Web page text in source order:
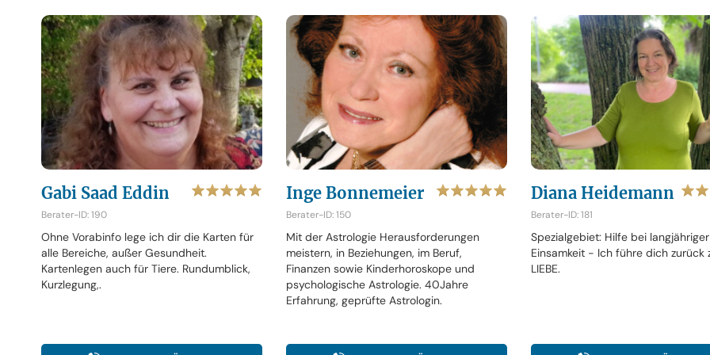
Gabi Saad Eddin
Berater-ID: 190
Ohne Vorabinfo lege ich dir die Karten für
alle Bereiche, außer Gesundheit.
Kartenlegen auch für Tiere. Rundumblick,
Kurzlegung,.
Inge Bonnemeier
Berater-ID: 150
Mit der Astrologie Herausforderungen
meistern, in Beziehungen, im Beruf,
Finanzen sowie Kinderhoroskope und
psychologische Astrologie. 40Jahre
Erfahrung, geprüfte Astrologin.
Diana Heidemann
Berater-ID: 181
Spezialgebiet: Hilfe bei langjähriger
Einsamkeit - Ich führe dich zurück
LIEBE.